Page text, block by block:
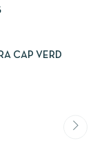
CAP VERD